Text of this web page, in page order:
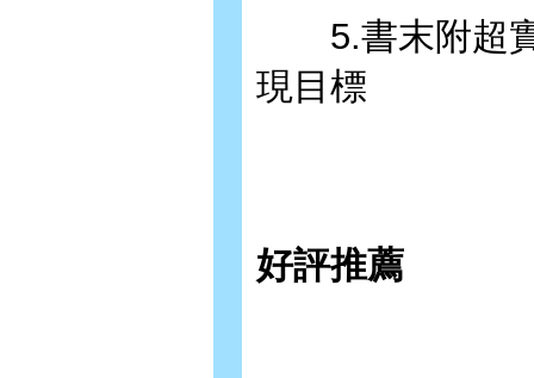
5.書末附超實
現目標
好評推薦